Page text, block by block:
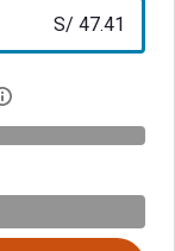
S/ 47.41
Abre el cuadro de